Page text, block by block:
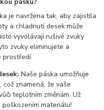
je navržena tak, aby zajistila
a chladnutí desek může
vyvolávají rušivé zvuky
zvuky eliminujete a
prostředí.
Naše páska umožňuje
znamená, že vaše
teplotním změnám. Už
materiálu!